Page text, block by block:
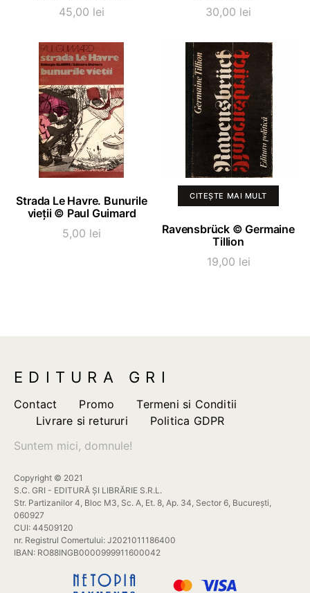
45,00 lei
30,00 lei
ADAUGĂ ÎN COȘ
Strada Le Havre. Bunurile
vieții © Paul Guimard
5,00 lei
CITEȘTE MAI MULT
Ravensbrück © Germaine
Tillion
19,00 lei
EDITURA GRI
Contact Promo
Termeni si Conditii
Livrare si retururi
Politica GDPR
Suntem mici, domnule!
Copyright © 2021
S.C. GRI - EDITURĂ ȘI LIBRĂRIE S.R.L.
Str. Partizanilor 4, Bloc M3, Sc. A, Et. 8, Ap. 34, Sector 6, București,
060927
CUI: 44509120
nr. Registrul Comertului: J2021011186400
IBAN: RO88INGB0000999911600042